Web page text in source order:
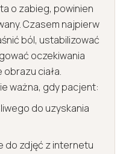
o zabieg, powinien
Czasem najpierw
ból, ustabilizować
oczekiwania
ciała.
ważna, gdy pacjent:
do uzyskania
do zdjęć z internetu